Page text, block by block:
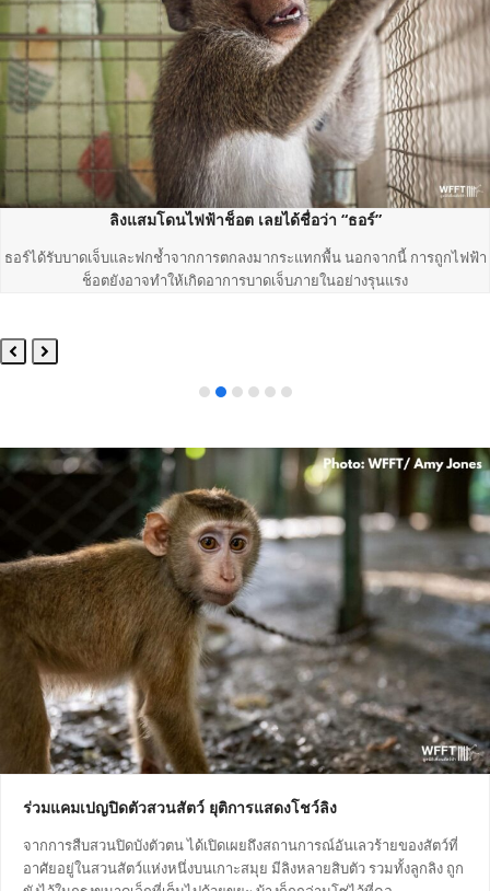
ลิงแสมโดนไฟฟ้าช็อต เลยได้ชื่อว่า “ธอร์”
ธอร์ได้รับบาดเจ็บและฟกช้ำจากการตกลงมากระแทกพื้น นอกจากนี้ การถูกไฟฟ้า
ช็อตยังอาจทำให้เกิดอาการบาดเจ็บภายในอย่างรุนแรง
Previous
Next
ร่วมแคมเปญปิดตัวสวนสัตว์ ยุติการแสดงโชว์ลิง
จากการสืบสวนปิดบังตัวตน ได้เปิดเผยถึงสถานการณ์อันเลวร้ายของสัตว์ที่
อาศัยอยู่ในสวนสัตว์แห่งหนึ่งบนเกาะสมุย มีลิงหลายสิบตัว รวมทั้งลูกลิง ถูก